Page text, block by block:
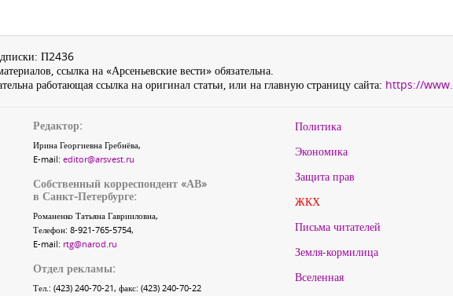
П2436
ссылка на «Арсеньевские вести» обязательна.
работающая ссылка на оригинал статьи, или на главную страницу сайта: https://
Редактор:
Ирина Георгиевна Гребнёва,
E-mail: editor@arsvest.ru
Собственный корреспондент «АВ»
в Санкт-Петербурге:
Романенко Татьяна Гаврииловна,
Телефон: 8-921-765-5754,
E-mail: rtg@narod.ru
Отдел рекламы:
Тел.: (423) 240-70-21, факс: (423) 240-70-22
Политика
Экономика
Защита прав
ЖКХ
Письма читателей
Земля-кормилица
Вселенная